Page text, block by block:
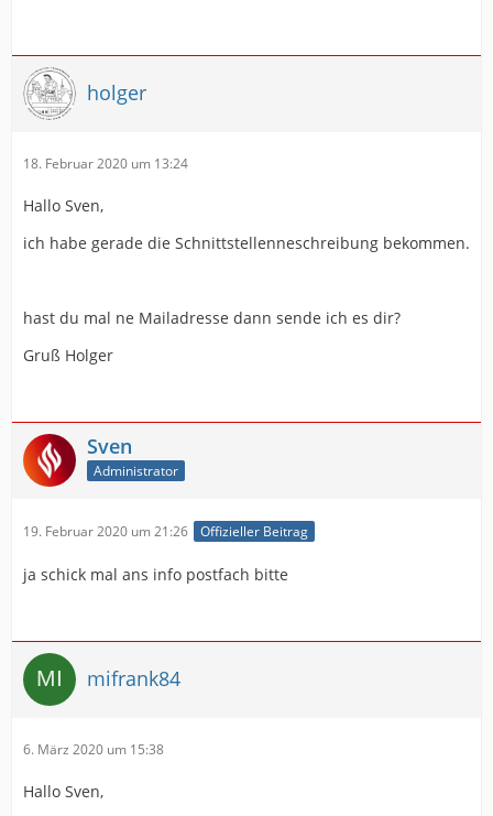
holger
18. Februar 2020 um 13:24
Hallo Sven,
ich habe gerade die Schnittstellenneschreibung bekommen.
hast du mal ne Mailadresse dann sende ich es dir?
Gruß Holger
Sven
Administrator
19. Februar 2020 um 21:26 Offizieller Beitrag
ja schick mal ans info postfach bitte
mifrank84
6. März 2020 um 15:38
Hallo Sven,